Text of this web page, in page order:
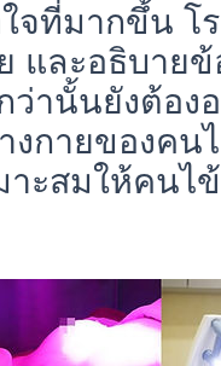
จที่มากขึ้น โ
และอธิบาย
ว่านั้นยังต้อ
กายของคน
าะสมให้คนไข้